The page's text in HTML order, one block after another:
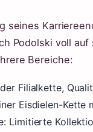
seines
Podolski voll
Bereiche:
Filialkette,
Eisdielen-Kette
Limitierte